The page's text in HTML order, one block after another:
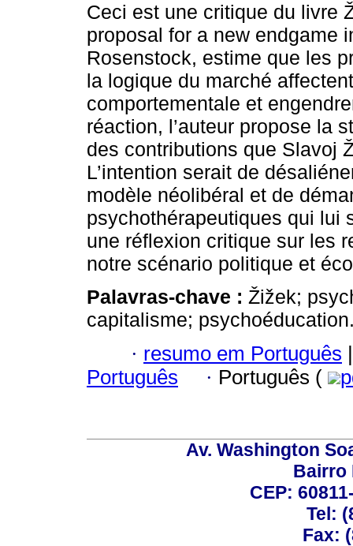
Ceci est une critique du livre
proposal for a new endgame
Rosenstock, estime que les
la logique du marché
comportementale et
réaction, l’auteur propose la
des contributions que Slavoj
L’intention serait de
modèle néolibéral et de
psychothérapeutiques qui lui
une réflexion critique sur les
notre scénario politique et
Palavras-chave : Žižek;
capitalisme;
· resumo em Português |
Português
· Português (
Av. Washington
Bairro
CEP:
Tel:
Fax: